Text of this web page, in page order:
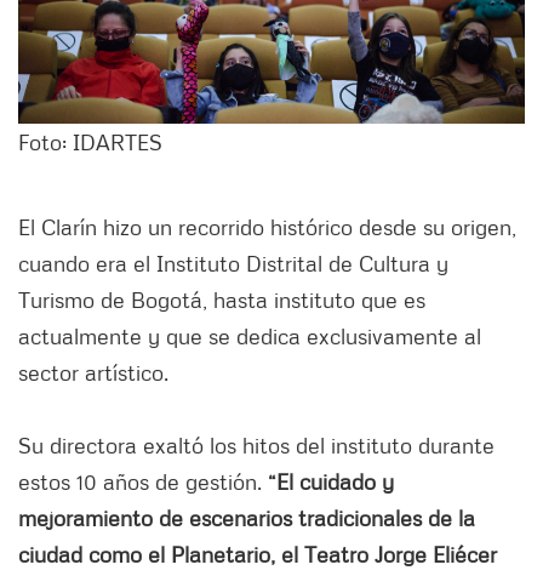
Foto: IDARTES
El Clarín hizo un recorrido histórico desde su origen,
cuando era el Instituto Distrital de Cultura y
Turismo de Bogotá, hasta instituto que es
actualmente y que se dedica exclusivamente al
sector artístico.
Su directora exaltó los hitos del instituto durante
estos 10 años de gestión. “El cuidado y
mejoramiento de escenarios tradicionales de la
ciudad como el Planetario, el Teatro Jorge Eliécer